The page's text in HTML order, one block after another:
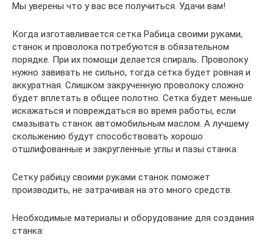
Мы уверены что у вас все получиться. Удачи вам!
Когда изготавливается сетка Рабица своими руками,
станок и проволока потребуются в обязательном
порядке. При их помощи делается спираль. Проволоку
нужно завивать не сильно, тогда сетка будет ровная и
аккуратная. Слишком закрученную проволоку сложно
будет вплетать в общее полотно. Сетка будет меньше
искажаться и повреждаться во время работы, если
смазывать станок автомобильным маслом. А лучшему
скольжению будут способствовать хорошо
отшлифованные и закругленные углы и пазы станка.
Сетку рабицу своими руками станок поможет
производить, не затрачивая на это много средств.
Необходимые материалы и оборудование для создания
станка: